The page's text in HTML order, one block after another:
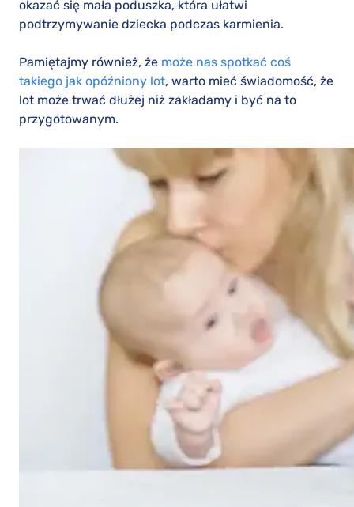
okazać się mała poduszka, która ułatwi
podtrzymywanie dziecka podczas karmienia.
Pamiętajmy również, że może nas spotkać coś
takiego jak opóźniony lot, warto mieć świadomość, że
lot może trwać dłużej niż zakładamy i być na to
przygotowanym.